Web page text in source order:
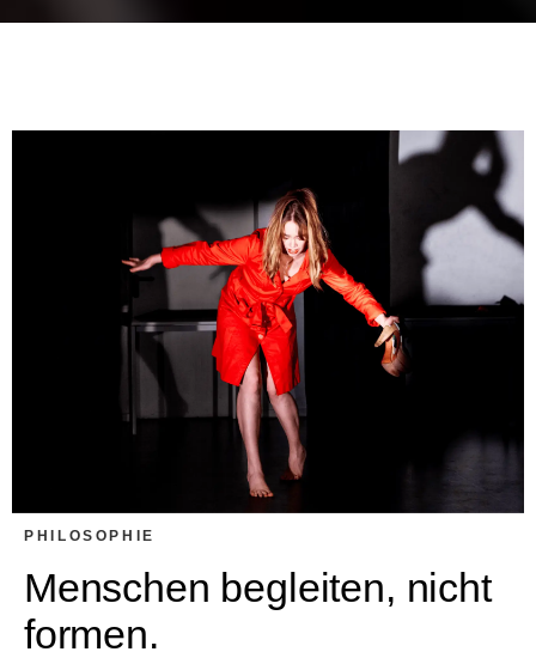
PHILOSOPHIE
Menschen begleiten, nicht
formen.